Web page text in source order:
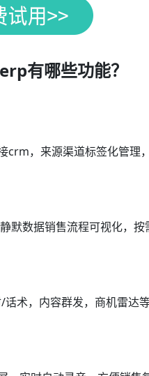
有哪些功能？
，来源渠道标签化管理
数据销售流程可视化，按
术，内容群发，商机雷达等